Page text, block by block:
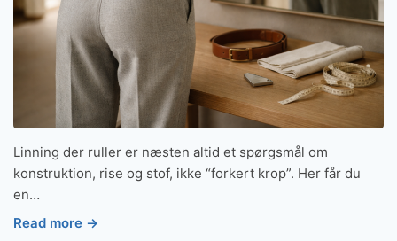
Linning der ruller er næsten altid et spørgsmål om
konstruktion, rise og stof, ikke “forkert krop”. Her får du
en…
Read more →